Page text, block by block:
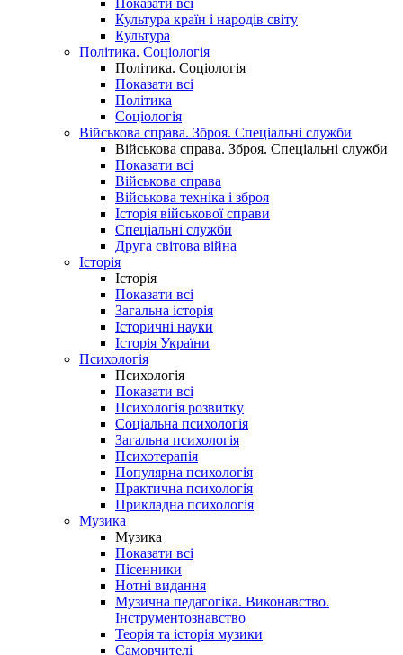
Показати всі
Культура країн і народів світу
Культура
Політика. Соціологія
Політика. Соціологія
Показати всі
Політика
Соціологія
Військова справа. Зброя. Спеціальні служби
Військова справа. Зброя. Спеціальні служби
Показати всі
Військова справа
Військова техніка і зброя
Історія військової справи
Спеціальні служби
Друга світова війна
Історія
Історія
Показати всі
Загальна історія
Історичні науки
Історія України
Психологія
Психологія
Показати всі
Психологія розвитку
Соціальна психологія
Загальна психологія
Психотерапія
Популярна психологія
Практична психологія
Прикладна психологія
Музика
Музика
Показати всі
Пісенники
Нотні видання
Музична педагогіка. Виконавство.
Інструментознавство
Теорія та історія музики
Самовчителі